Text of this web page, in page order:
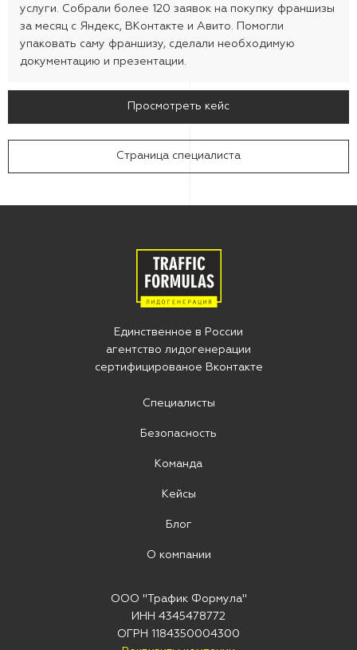
услуги. Собрали более 120 заявок на покупку франшизы
за месяц с Яндекс, ВКонтакте и Авито. Помогли
упаковать саму франшизу, сделали необходимую
документацию и презентации.
Просмотреть кейс
Страница специалиста
Единственное в Росcии
агентство лидогенерации
сертифицированое Вконтакте
Специалисты
Безопасность
Команда
Кейсы
Блог
О компании
ООО "Трафик Формула"
ИНН 4345478772
ОГРН 1184350004300